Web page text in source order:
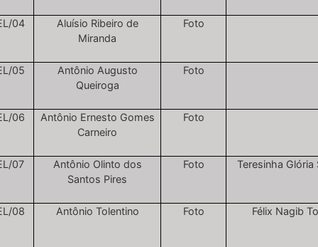
04
Aluísio Ribeiro de
Miranda
Foto
05
Antônio Augusto
Queiroga
Foto
06
Antônio Ernesto Gomes
Carneiro
Foto
07
Antônio Olinto dos
Santos Pires
Foto Teresinha Glória
08 Antônio Tolentino Foto Félix Nagib